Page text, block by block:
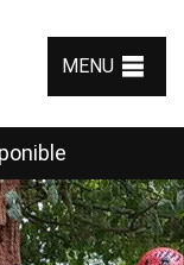
MENU